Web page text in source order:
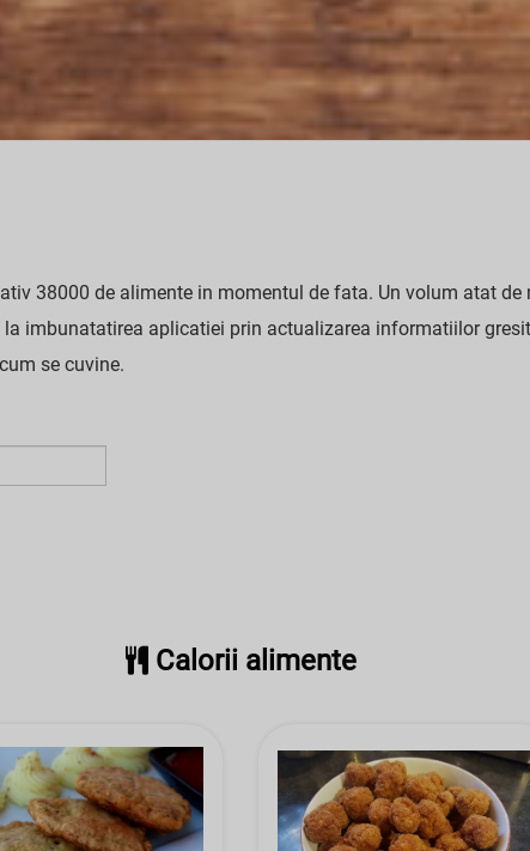
38000 de alimente in momentul de fata. Un volum atat
imbunatatirea aplicatiei prin actualizarea informatiilor
se cuvine.
Calorii alimente